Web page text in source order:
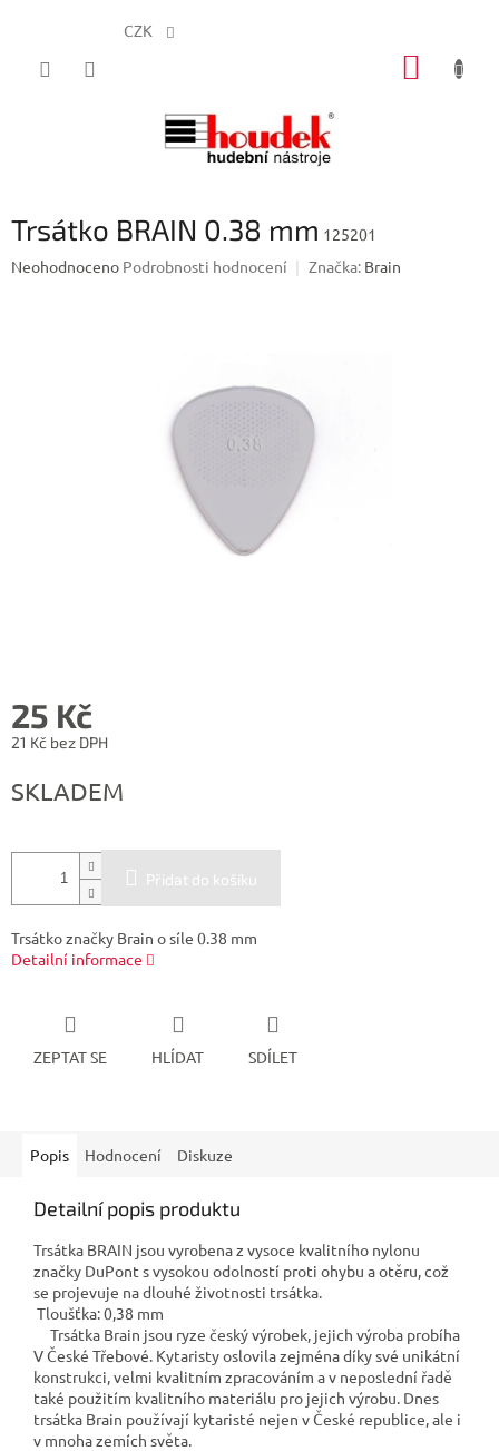
CZK
Trsátko BRAIN 0.38 mm 125201
Průměrné
Neohodnoceno Podrobnosti hodnocení Značka: Brain
25 Kč
21 Kč bez DPH
cena:
SKLADEM
Přidat do košíku
Trsátko značky Brain o síle 0.38 mm
Detailní informace
ZEPTAT SE HLÍDAT SDÍLET
Popis Hodnocení Diskuze
Detailní popis produktu
Trsátka BRAIN jsou vyrobena z vysoce kvalitního nylonu
značky DuPont s vysokou odolností proti ohybu a otěru, což
se projevuje na dlouhé životnosti trsátka.
Tloušťka: 0,38 mm
Trsátka Brain jsou ryze český výrobek, jejich výroba probíha
V České Třebové. Kytaristy oslovila zejména díky své unikátní
konstrukci, velmi kvalitním zpracováním a v neposlední řadě
také použitím kvalitního materiálu pro jejich výrobu. Dnes
trsátka Brain používají kytaristé nejen v České republice, ale i
v mnoha zemích světa.